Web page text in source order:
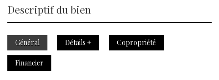
descriptif du bien
Général Détails + Copropriété
Financier